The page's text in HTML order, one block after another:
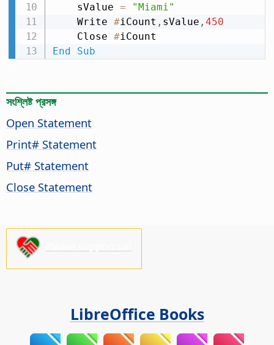
    sValue
=
"Miami"
    Write
#iCount , sValue , 450
    Close
#
End
Sub
সংশ্লিষ্ট প্রসঙ্গ
Open Statement
Print# Statement
Put# Statement
Close Statement
LibreOffice Books